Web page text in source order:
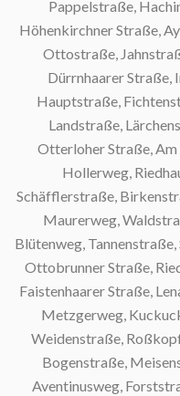
Pappelstraße,
Höhenkirchner Straße,
Ottostraße,
Dürrnhaarer Straße,
Hauptstraße,
Landstraße,
Otterloher Straße, Am
Hollerweg,
Schäfflerstraße,
Maurerweg,
Blütenweg,
Ottobrunner Straße,
Faistenhaarer Straße,
Metzgerweg,
Weidenstraße,
Bogenstraße,
Aventinusweg,